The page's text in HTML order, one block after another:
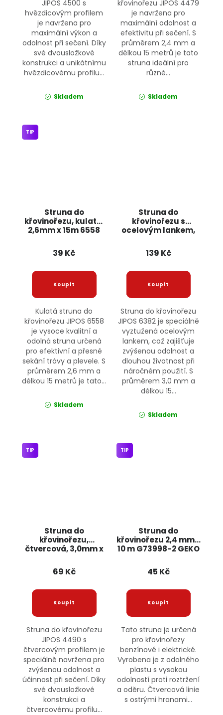
JIPOS 4500 s
hvězdicovým profilem
je navržena pro
maximální výkon a
odolnost při sečení. Díky
své dvousložkové
konstrukci a unikátnímu
hvězdicovému profilu...
Skladem
křovinořezu JIPOS 4479
je navržena pro
maximální odolnost a
efektivitu při sečení. S
průměrem 2,4 mm a
délkou 15 metrů je tato
struna ideální pro
různé...
Skladem
Struna do
křovinořezu, kulatá,
2,6mm x 15m 6558
TIP
39 Kč
Kulatá struna do
křovinořezu JIPOS 6558
je vysoce kvalitní a
odolná struna určená
pro efektivní a přesné
sekání trávy a plevele. S
průměrem 2,6 mm a
délkou 15 metrů je tato...
Skladem
Struna do
křovinořezu s
ocelovým lankem,
JIPOS
139 Kč
Struna do křovinořezu
JIPOS 6382 je speciálně
vyztužená ocelovým
lankem, což zajišťuje
zvýšenou odolnost a
dlouhou životnost při
náročném použití. S
průměrem 3,0 mm a
délkou 15...
Skladem
Struna do
křovinořezu,
čtvercová, 3,0mm x
TIP
69 Kč
Struna do křovinořezu
JIPOS 4490 s
čtvercovým profilem je
speciálně navržena pro
zvýšenou odolnost a
účinnost při sečení. Díky
své dvousložkové
konstrukci a
čtvercovému profilu...
Struna do
křovinořezu 2,4 mm x
10 m G73998-2 GEKO
TIP
45 Kč
Tato struna je určená
pro křovinořezy
benzínové i elektrické.
Vyrobena je z odolného
plastu s vysokou
odolností proti roztržení
a oděru. Čtvercová linie
s ostrými hranami...